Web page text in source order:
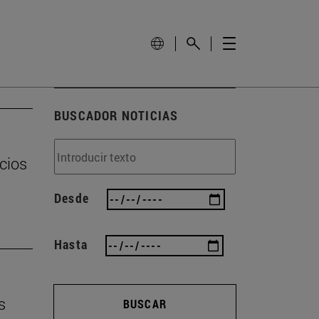
BUSCADOR NOTICIAS
Desde
Hasta
BUSCAR